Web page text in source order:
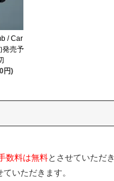
/ Car
発売予
円)
数料は無料とさせていただき
いただきます。